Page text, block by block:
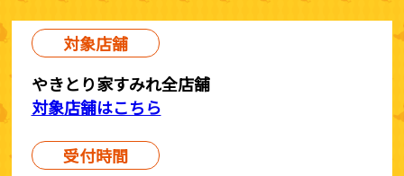
対象店舗
やきとり家すみれ全店舗
対象店舗はこちら
受付時間